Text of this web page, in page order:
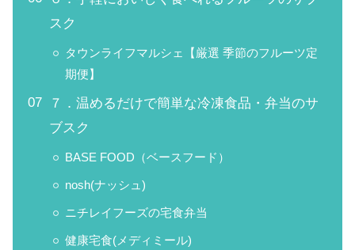
スク
タウンライフマルシェ【厳選 季節のフルーツ定
期便】
７．温めるだけで簡単な冷凍食品・弁当のサ
ブスク
BASE FOOD（ベースフード）
nosh(ナッシュ)
ニチレイフーズの宅食弁当
健康宅食(メディミール)